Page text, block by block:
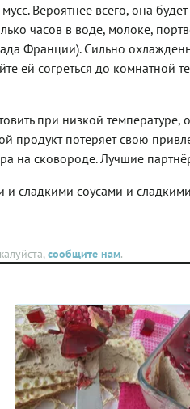
Вероятнее всего, она
часов в воде, молоке,
Франции). Сильно
ей согреться до комнатной
при низкой
продукт потеряет свою
на сковороде. Лучшие
сладкими соусами и
сообщите нам.